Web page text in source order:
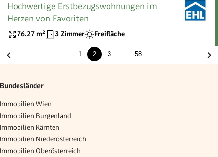
Hochwertige Erstbezugswohnungen im
Herzen von Favoriten
76.27 m² 3 Zimmer Freifläche
1 2 3 58
Bundesländer
Immobilien Wien
Immobilien Burgenland
Immobilien Kärnten
Immobilien Niederösterreich
Immobilien Oberösterreich